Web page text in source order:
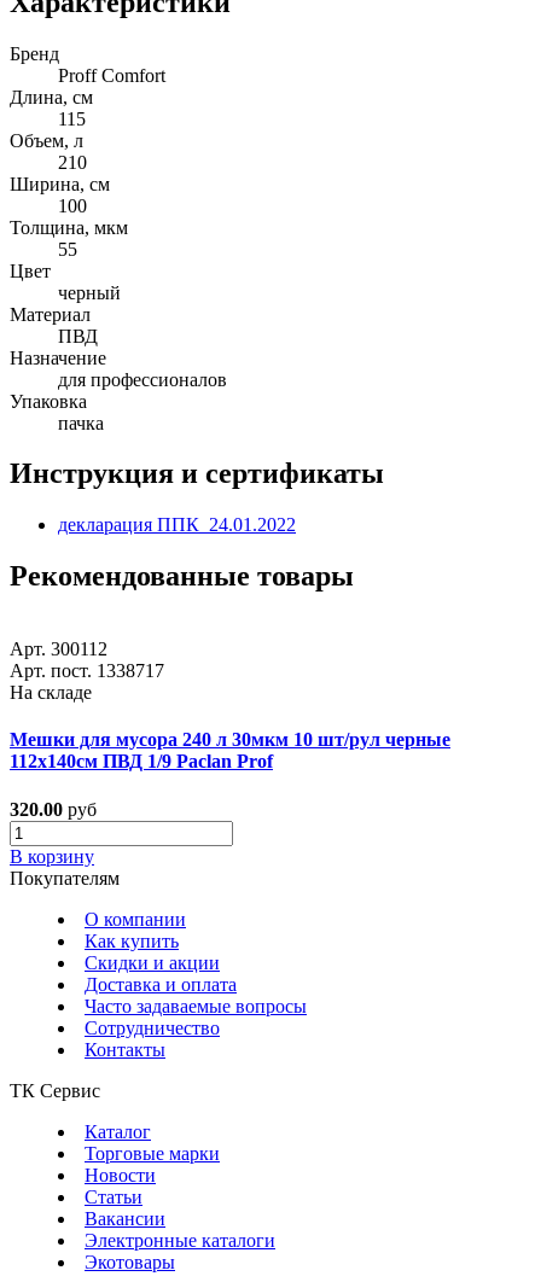
Бренд
Proff Comfort
Длина, см
115
Объем, л
210
Ширина, см
100
Толщина, мкм
55
Цвет
черный
Материал
ПВД
Назначение
для профессионалов
Упаковка
пачка
Инструкция и сертификаты
декларация ППК_24.01.2022
Рекомендованные товары
Арт. 300112
Арт. пост. 1338717
На складе
Мешки для мусора 240 л 30мкм 10 шт/рул черные
112х140см ПВД 1/9 Paclan Prof
320.00 руб
В корзину
Покупателям
О компании
Как купить
Скидки и акции
Доставка и оплата
Часто задаваемые вопросы
Сотрудничество
Контакты
ТК Сервис
Каталог
Торговые марки
Новости
Статьи
Вакансии
Электронные каталоги
Экотовары